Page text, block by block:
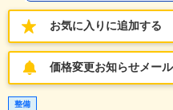
お気に入りに追加する
価格変更お知らせメー
整備